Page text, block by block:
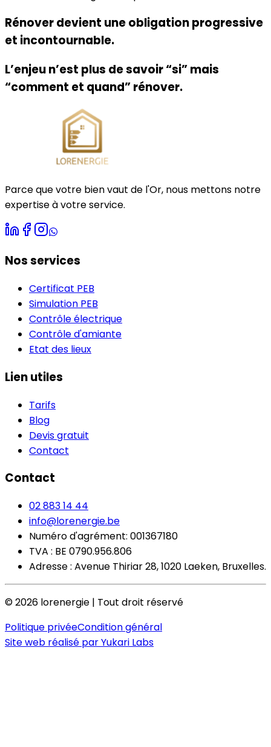
Rénover devient une obligation progressive
et incontournable.
L’enjeu n’est plus de savoir “si” mais
“comment et quand” rénover.
Parce que votre bien vaut de l'Or, nous mettons notre
expertise à votre service.
Nos services
Certificat PEB
Simulation PEB
Contrôle électrique
Contrôle d'amiante
Etat des lieux
Lien utiles
Tarifs
Blog
Devis gratuit
Contact
Contact
02 883 14 44
info@lorenergie.be
Numéro d'agrément: 001367180
TVA : BE 0790.956.806
Adresse : Avenue Thiriar 28, 1020 Laeken, Bruxelles.
©2026 lorenergie | Tout droit réservé
Politique privéeCondition général
Site web réalisé parYukari Labs